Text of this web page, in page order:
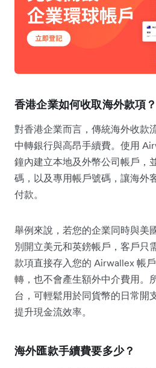
香港企業如何收取海外款項？
對香港企業而言，傳統海外收款
中轉銀行與高昂手續費。使用
鐘內建立本地及外幣公司帳戶，
碼，以及專用帳戶號碼，讓海外
付款。
舉例來說，若您的企業同時與美
別開立美元和英鎊帳戶，客戶只
款項直接存入您的 Airwallex 帳
轉，也不會產生額外中介費用。
台，可輕鬆用於同貨幣的日常開
提升現金流效率。
海外匯款手續費要多少？